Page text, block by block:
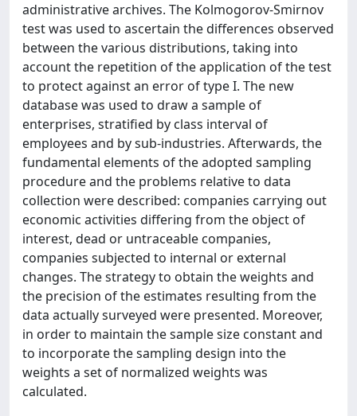
administrative archives. The Kolmogorov-Smirnov
test was used to ascertain the differences observed
between the various distributions, taking into
account the repetition of the application of the test
to protect against an error of type I. The new
database was used to draw a sample of
enterprises, stratified by class interval of
employees and by sub-industries. Afterwards, the
fundamental elements of the adopted sampling
procedure and the problems relative to data
collection were described: companies carrying out
economic activities differing from the object of
interest, dead or untraceable companies,
companies subjected to internal or external
changes. The strategy to obtain the weights and
the precision of the estimates resulting from the
data actually surveyed were presented. Moreover,
in order to maintain the sample size constant and
to incorporate the sampling design into the
weights a set of normalized weights was
calculated.